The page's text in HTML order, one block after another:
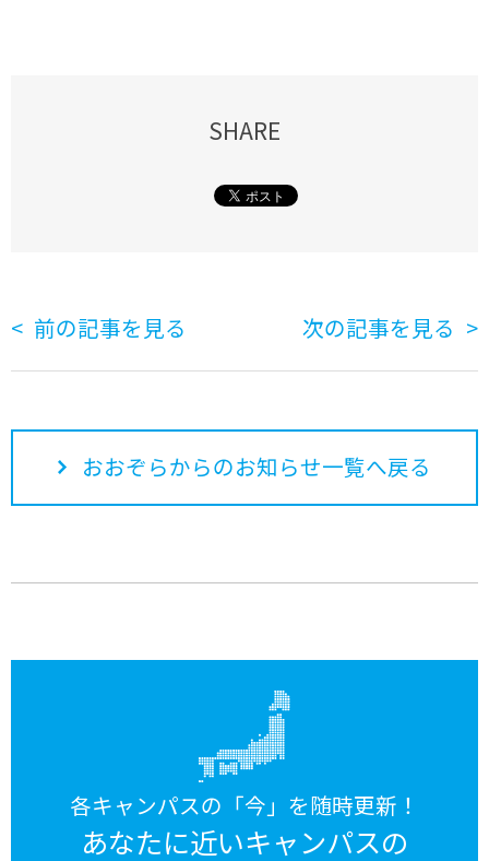
SHARE
前の記事を見る 次の記事を見る
おおぞらからのお知らせ一覧へ戻る
各キャンパスの「今」を随時更新！
あなたに近いキャンパスの